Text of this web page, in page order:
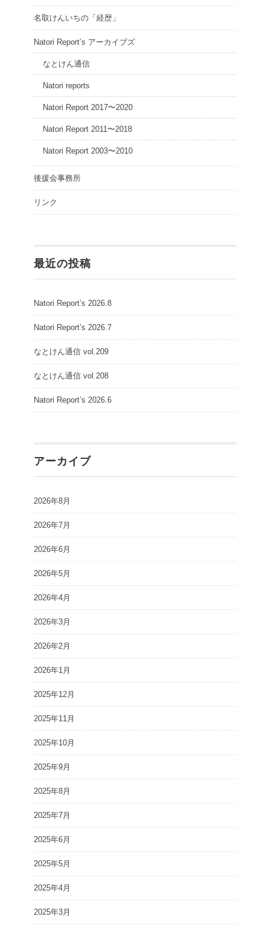
名取けんいちの「経歴」
Natori Report’s アーカイブズ
なとけん通信
Natori reports
Natori Report 2017〜2020
Natori Report 2011〜2018
Natori Report 2003〜2010
後援会事務所
リンク
最近の投稿
Natori Report’s 2026.8
Natori Report’s 2026.7
なとけん通信 vol.209
なとけん通信 vol.208
Natori Report’s 2026.6
アーカイブ
2026年8月
2026年7月
2026年6月
2026年5月
2026年4月
2026年3月
2026年2月
2026年1月
2025年12月
2025年11月
2025年10月
2025年9月
2025年8月
2025年7月
2025年6月
2025年5月
2025年4月
2025年3月